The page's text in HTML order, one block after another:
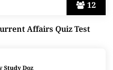
12
Affairs Quiz Test